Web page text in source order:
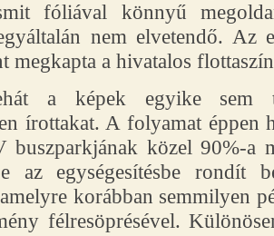
fóliával könnyű
nem elvetendő.
megkapta a hivatalos
a képek egyike sem
írottakat. A folyamat éppen
buszparkjának közel 90%-a
az egységesítésbe
korábban semmilyen
félresöprésével.